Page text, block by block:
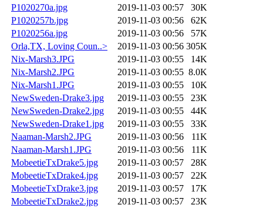
P1020270a.jpg
2019-11-03 00:57
30K
P1020257b.jpg
2019-11-03 00:56
62K
P1020256a.jpg
2019-11-03 00:56
57K
Orla,TX, Loving Coun..>
2019-11-03 00:56 305K
Nix-Marsh3.JPG
2019-11-03 00:55
14K
Nix-Marsh2.JPG
2019-11-03 00:55 8.0K
Nix-Marsh1.JPG
2019-11-03 00:55
10K
NewSweden-Drake3.jpg
2019-11-03 00:55
23K
NewSweden-Drake2.jpg
2019-11-03 00:55
44K
NewSweden-Drake1.jpg
2019-11-03 00:55
33K
Naaman-Marsh2.JPG
2019-11-03 00:56
11K
Naaman-Marsh1.JPG
2019-11-03 00:56
11K
MobeetieTxDrake5.jpg
2019-11-03 00:57
28K
MobeetieTxDrake4.jpg
2019-11-03 00:57
22K
MobeetieTxDrake3.jpg
2019-11-03 00:57
17K
MobeetieTxDrake2.jpg
2019-11-03 00:57
23K